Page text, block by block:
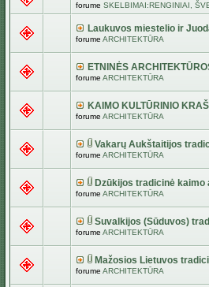
forume SKELBIMAI:RENGINIAI,
Laukuvos miestelio ir
forume ARCHITEKTŪRA
ETNINĖS
forume ARCHITEKTŪRA
KAIMO KULTŪRINIO
forume ARCHITEKTŪRA
Vakarų Aukštaitijos
forume ARCHITEKTŪRA
Dzūkijos tradicinė
forume ARCHITEKTŪRA
Suvalkijos (Sūduvos)
forume ARCHITEKTŪRA
Mažosios Lietuvos
forume ARCHITEKTŪRA